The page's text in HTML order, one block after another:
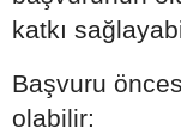
katkı
Başvuru
olabilir: